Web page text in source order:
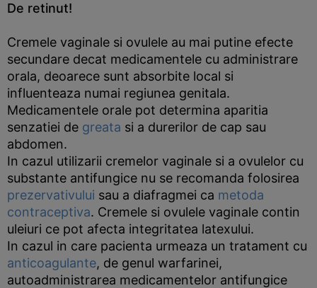
De retinut!
Cremele vaginale si ovulele au mai putine efecte
secundare decat medicamentele cu administrare
orala, deoarece sunt absorbite local si
influenteaza numai regiunea genitala.
Medicamentele orale pot determina aparitia
senzatiei de greata si a durerilor de cap sau
abdomen.
In cazul utilizarii cremelor vaginale si a ovulelor cu
substante antifungice nu se recomanda folosirea
prezervativului sau a diafragmei ca metoda
contraceptiva. Cremele si ovulele vaginale contin
uleiuri ce pot afecta integritatea latexului.
In cazul in care pacienta urmeaza un tratament cu
anticoagulante, de genul warfarinei,
autoadministrarea medicamentelor antifungice